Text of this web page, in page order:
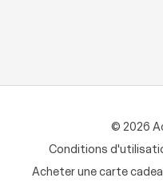
© 2026
Conditions
Acheter une carte